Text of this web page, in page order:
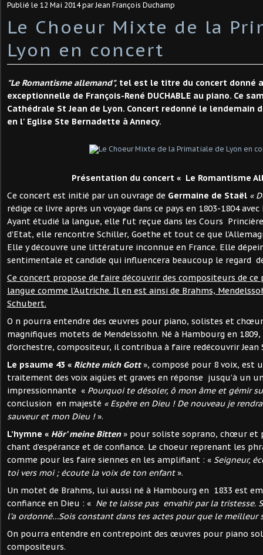
Publié le 12 Mai 2014par Jean François Duchamp
Le Choeur Mixte de la
Lyon en concert
"Le Romantisme allemand", tel est le titre du concert donné
exceptionnelle de François-René DUCHABLE au piano. Ce
Cathédrale St Jean de Lyon. Concert redonné le lendemain
en l' Eglise Ste Bernadette à Annecy.
Présentation du concert « Le Romantisme
Ce concert est initié par un ouvrage de Germaine de Staël «
rédige ce livre après un voyage dans ce pays en 1803-1804
Ayant étudié la langue, elle fut reçue dans les Cours
d’Etat, elle rencontre Schiller, Goethe et tout ce que
Elle y découvre une littérature inconnue en France. Elle
sentimentale et candide qui influencera beaucoup le regard
Ce concert propose de faire découvrir des compositeurs de ce
langue comme l’Autriche. Il en est ainsi de Brahms,
Schubert.
O n pourra entendre des œuvres pour piano, solistes et
magnifiques motets de Mendelssohn. Né à Hambourg en
d’orchestre, compositeur, il contribua à faire redécouvrir Jean
Le psaume 43 « Richte mich Gott », composé pour 8 voix, est
traitement des voix aigües et graves en réponse jusqu’à un
impressionnante « Pourquoi te désoler, ô mon âme et gémir
conclusion en majesté « Espère en Dieu ! De nouveau je
sauveur et mon Dieu !».
L’hymne « Hör’ meine Bitten» pour soliste soprano, chœur et
chant d’espérance et de confiance. Le choeur reprenant les
comme pour les faire siennes en les amplifiant : « Seigneur,
toi vers moi ; écoute la voix de ton enfant».
Un motet de Brahms, lui aussi né à Hambourg en 1833 est
confiance en Dieu : « Ne te laisse pas envahir par la tristesse.
l’a ordonné…Sois constant dans tes actes pour que le meilleur
On pourra entendre en contrepoint des œuvres pour piano
compositeurs.